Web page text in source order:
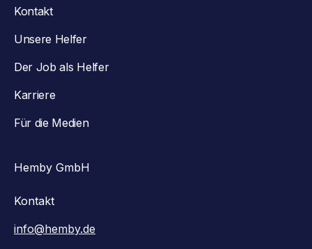
Kontakt
Unsere Helfer
Der Job als Helfer
Karriere
Für die Medien
Hemby GmbH
Kontakt
info@hemby.de